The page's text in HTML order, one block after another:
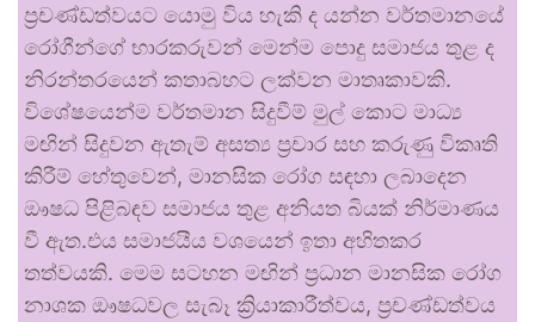
ප්‍රචණ්ඩත්වයට යොමු විය හැකි ද යන්න වර්තමානයේ
රෝගීන්ගේ භාරකරුවන් මෙන්ම පොදු සමාජය තුළ ද
නිරන්තරයෙන් කතාබහට ලක්වන මාතෘකාවකි.
විශේෂයෙන්ම වර්තමාන සිදුවීම් මුල් කොට මාධ්‍ය
මඟින් සිදුවන ඇතැම් අසත්‍ය ප්‍රචාර සහ කරුණු විකෘති
කිරීම් හේතුවෙන්, මානසික රෝග සඳහා ලබාදෙන
ඖෂධ පිළිබඳව සමාජය තුළ අනියත බියක් නිර්මාණය
වී ඇත.එය සමාජයීය වශයෙන් ඉතා අහිතකර
තත්වයකි. මෙම සටහන මඟින් ප්‍රධාන මානසික රෝග
නාශක ඖෂධවල සැබෑ ක්‍රියාකාරීත්වය, ප්‍රචණ්ඩත්වය